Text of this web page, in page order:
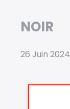
NOIR
26 Juin 2024